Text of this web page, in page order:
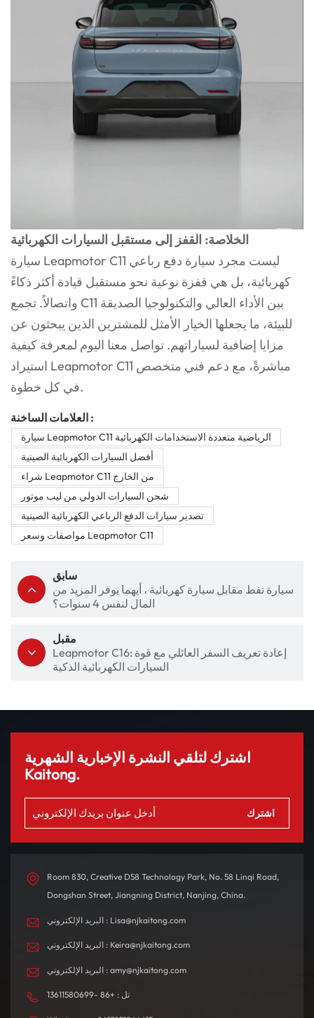
الخلاصة: القفز إلى مستقبل السيارات الكهربائية
سيارة Leapmotor C11 ليست مجرد سيارة دفع رباعي
كهربائية، بل هي قفزة نوعية نحو مستقبل قيادة أكثر ذكاءً
واتصالاً. تجمع C11 بين الأداء العالي والتكنولوجيا الصديقة
للبيئة، ما يجعلها الخيار الأمثل للمشترين الذين يبحثون عن
مزايا إضافية لسياراتهم. تواصل معنا اليوم لمعرفة كيفية
استيراد Leapmotor C11 مباشرةً، مع دعم فني متخصص
في كل خطوة.
العلامات الساخنة :
سيارة Leapmotor C11 الرياضية متعددة الاستخدامات الكهربائية
أفضل السيارات الكهربائية الصينية
شراء Leapmotor C11 من الخارج
شحن السيارات الدولي من ليب موتور
تصدير سيارات الدفع الرباعي الكهربائية الصينية
مواصفات وسعر Leapmotor C11
سابق
سيارة نفط مقابل سيارة كهربائية ، أيهما يوفر المزيد من
المال لنفس 4 سنوات؟
مقبل
Leapmotor C16: إعادة تعريف السفر العائلي مع قوة
السيارات الكهربائية الذكية
اشترك لتلقي النشرة الإخبارية الشهرية
Kaitong.
Room 830, Creative D58 Technology Park, No. 58 Linqi Road,
Dongshan Street, Jiangning District, Nanjing, China.
البريد الإلكتروني : Lisa@njkaitong.com
البريد الإلكتروني : Keira@njkaitong.com
البريد الإلكتروني : amy@njkaitong.com
تل : +86 -13611580699